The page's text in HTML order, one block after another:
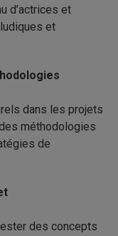
d’actrices et
et
dans les projets
méthodologies
de
des concepts